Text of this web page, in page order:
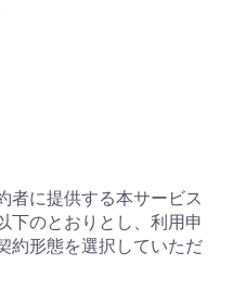
者に提供する本サービス
下のとおりとし、利用申
約形態を選択していただ